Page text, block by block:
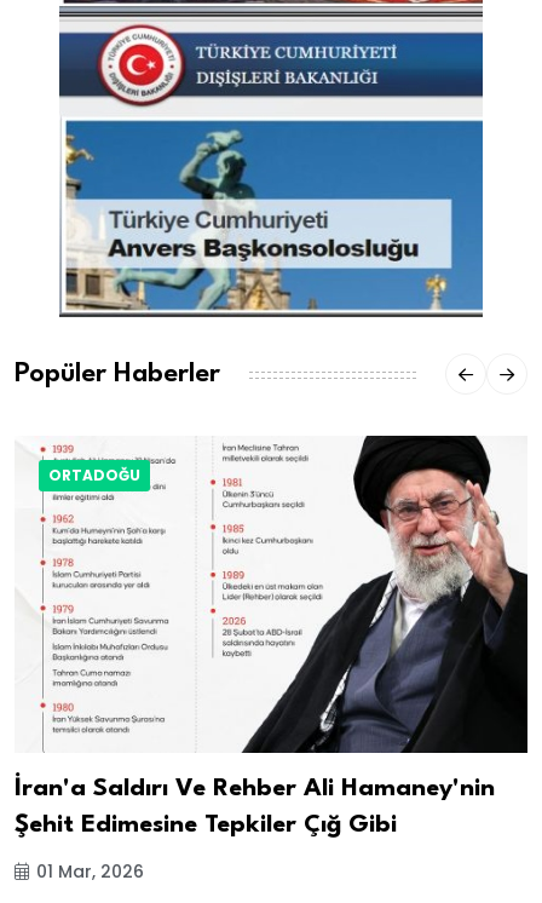
Popüler Haberler
ORTADOĞU
İran'a Saldırı Ve Rehber Ali Hamaney'nin
Şehit Edimesine Tepkiler Çığ Gibi
01 Mar, 2026